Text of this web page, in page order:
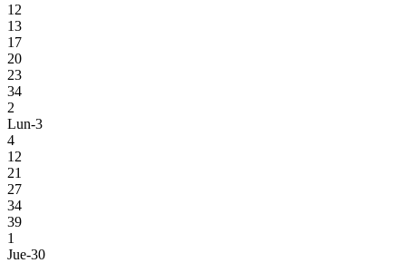
12
13
17
20
23
34
2
Lun-3
4
12
21
27
34
39
1
Jue-30